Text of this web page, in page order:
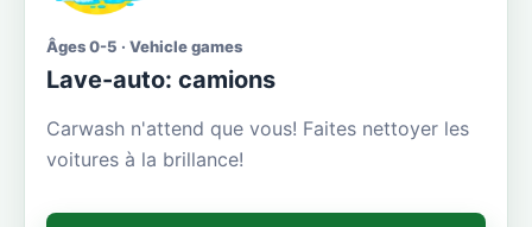
Âges 0-5 · Vehicle games
Lave-auto: camions
Carwash n'attend que vous! Faites nettoyer les
voitures à la brillance!